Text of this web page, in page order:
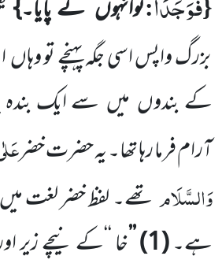
توانہوں نے پایا۔}
بزرگ واپس اسی جگہ پہنچے تو وہاں
کے بندوں میں سے ایک بندہ
آرام فرما رہا تھا۔ یہ حضرت خضر
وَالسَّلَامتھے۔ لفظ خضر لغت میں
ہے۔(
1
) ’’خا ‘‘کے نیچے زیر